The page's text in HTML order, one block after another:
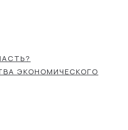
ЭКОНОМИЧЕСКОГО